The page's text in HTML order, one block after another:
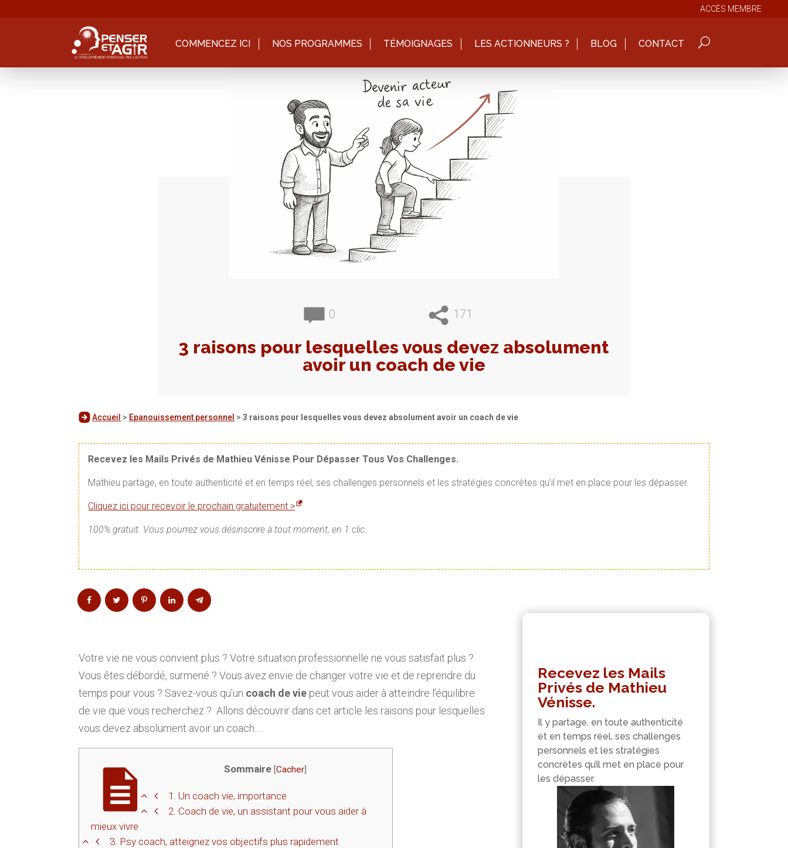
ACCÈS MEMBRE
COMMENCEZ ICI NOS PROGRAMMES TÉMOIGNAGES LES ACTIONNEURS ? BLOG CONTACT
0 171
3 raisons pour lesquelles vous devez absolument
avoir un coach de vie
Accueil > Epanouissement personnel >3 raisons pour lesquelles vous devez absolument avoir un coach de vie
Recevez les Mails Privés de Mathieu Vénisse Pour Dépasser Tous Vos Challenges.
Mathieu partage, en toute authenticité et en temps réel, ses challenges personnels et les stratégies concrètes qu’il met en place pour les dépasser.
Cliquez ici pour recevoir le prochain gratuitement >
100% gratuit. Vous pourrez vous désinscrire à tout moment, en 1 clic.
Votre vie ne vous convient plus ? Votre situation professionnelle ne vous satisfait plus ?
Vous êtes débordé, surmené ? Vous avez envie de changer votre vie et de reprendre du
temps pour vous ? Savez-vous qu’un coach de vie peut vous aider à atteindre l’équilibre
de vie que vous recherchez ? Allons découvrir dans cet article les raisons pour lesquelles
vous devez absolument avoir un coach….
Sommaire [Cacher]
1. Un coach vie, importance
2. Coach de vie, un assistant pour vous aider à
mieux vivre
3. Psy coach, atteignez vos objectifs plus rapidement
Recevez les Mails
Privés de Mathieu
Vénisse.
Il y partage, en toute authenticité
et en temps réel, ses challenges
personnels et les stratégies
concrètes qu’il met en place pour
les dépasser.